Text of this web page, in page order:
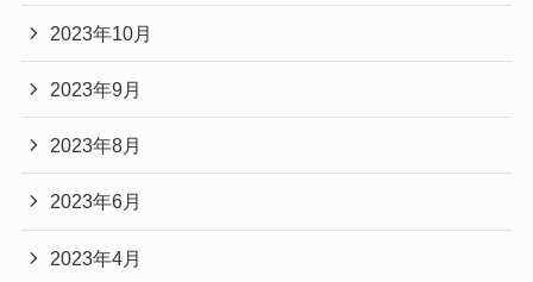
2023年10月
2023年9月
2023年8月
2023年6月
2023年4月